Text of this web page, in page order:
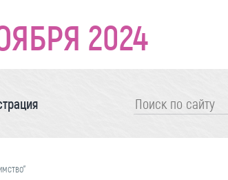
2024